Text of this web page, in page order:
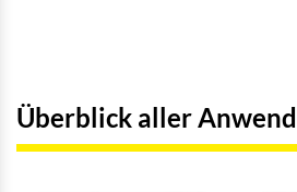
Überblick aller